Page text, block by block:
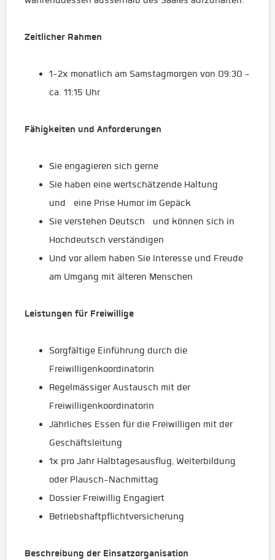
Zeitlicher Rahmen
1-2x monatlich am Samstagmorgen von 09:30 -
ca. 11:15 Uhr
Fähigkeiten und Anforderungen
Sie engagieren sich gerne
Sie haben eine wertschätzende Haltung
und eine Prise Humor im Gepäck
Sie verstehen Deutsch und können sich in
Hochdeutsch verständigen
Und vor allem haben Sie Interesse und Freude
am Umgang mit älteren Menschen
Leistungen für Freiwillige
Sorgfältige Einführung durch die
Freiwilligenkoordinatorin
Regelmässiger Austausch mit der
Freiwilligenkoordinatorin
Jährliches Essen für die Freiwilligen mit der
Geschäftsleitung
1x pro Jahr Halbtagesausflug, Weiterbildung
oder Plausch-Nachmittag
Dossier Freiwillig Engagiert
Betriebshaftpflichtversicherung
Beschreibung der Einsatzorganisation